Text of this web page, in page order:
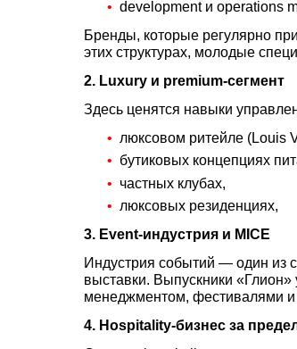
development и operations
Бренды, которые регулярно
этих структурах, молодые
2. Luxury и premium-сегмент
Здесь ценятся навыки
люксовом ритейле (Louis
бутиковых концепциях
частных клубах,
люксовых резиденциях,
3. Event-индустрия и MICE
Индустрия событий — один из
выставки. Выпускники
менеджментом, фестивалями
4. Hospitality-бизнес за